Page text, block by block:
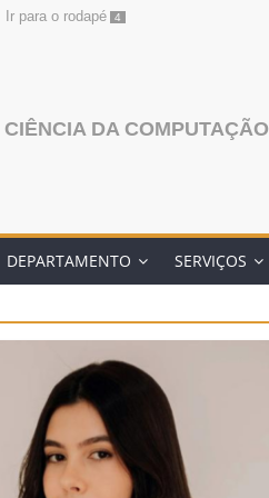
Ir para o rodapé 4
DA COMPUTAÇÃO
DEPARTAMENTO SERVIÇOS